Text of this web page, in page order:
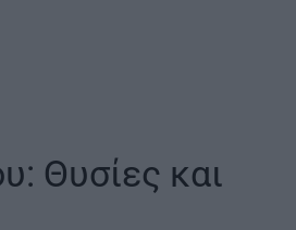
Θυσίες και